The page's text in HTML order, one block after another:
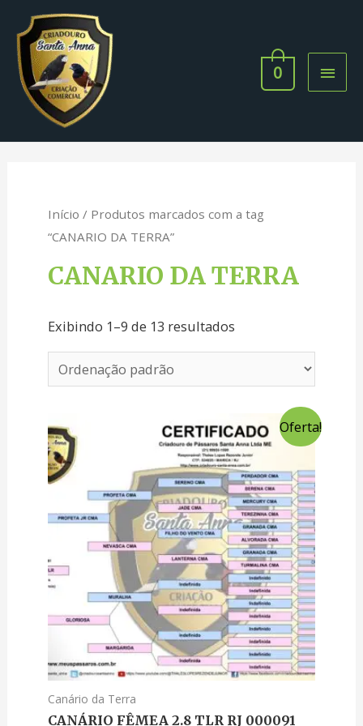
0
Início / Produtos marcados com a tag
“CANARIO DA TERRA”
CANARIO DA TERRA
Exibindo 1–9 de 13 resultados
Oferta!
Canário da Terra
CANÁRIO FÊMEA 2.8 TLR RJ 000091